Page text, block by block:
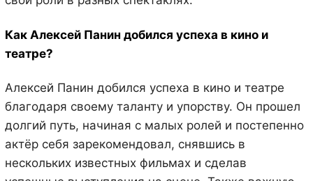
Как Алексей Панин добился успеха в кино и
театре?
Алексей Панин добился успеха в кино и театре
благодаря своему таланту и упорству. Он прошел
долгий путь, начиная с малых ролей и постепенно
актёр себя зарекомендовал, снявшись в
нескольких известных фильмах и сделав